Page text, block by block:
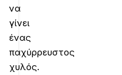
να
γίνει
ένας
παχύρρευστος
χυλός.